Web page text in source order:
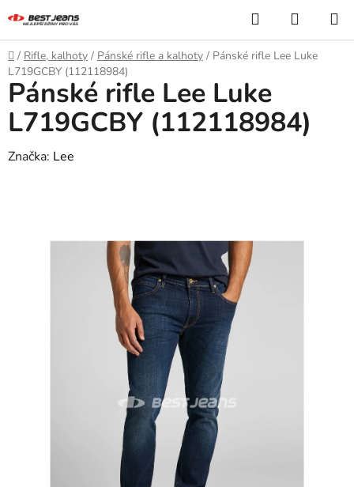
na
obsah
Hledat
KOŠÍK
Domů
/ Rifle, kalhoty / Pánské rifle a kalhoty / Pánské rifle Lee Luke
L719GCBY (112118984)
Pánské rifle Lee Luke
L719GCBY (112118984)
Značka: Lee